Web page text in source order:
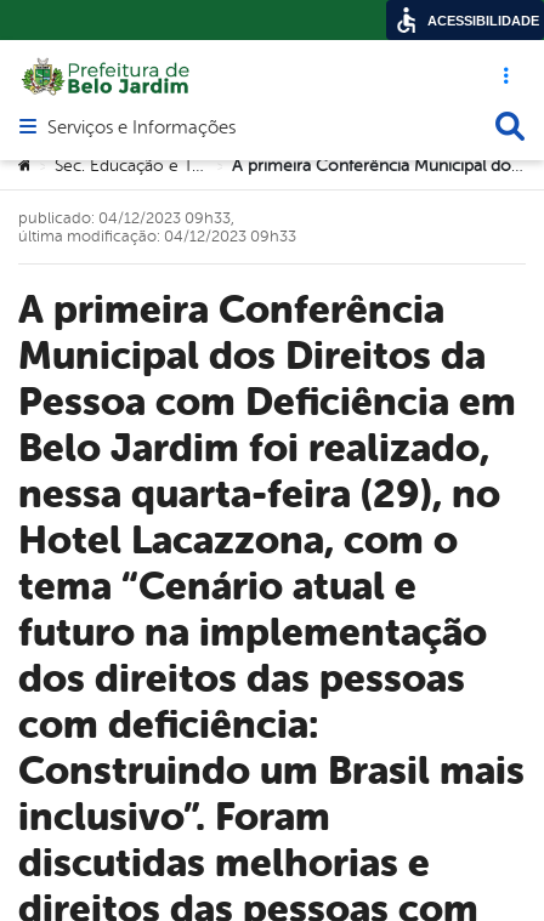
Acesso
Abrir menu principal de navegação
Serviços e Informações
Você está aqui:
> Sec. Educação e Tecnologia > A primeira Conferência Municipal dos Direitos da Pessoa com Deficiência em Belo Jardim foi realizado, nessa quarta-feira (29), no Hotel Lacazzona, com o tema “Cenário atual e futuro na implementação dos direitos das pessoas com deficiência: Construindo um Brasil mais inclusivo”. Foram discutidas melhorias e direitos das pessoas com necessidades especiais na sociedade.
A primeira Conferência
Municipal dos Direitos da
Pessoa com Deficiência em
Belo Jardim foi realizado,
nessa quarta-feira (29), no
Hotel Lacazzona, com o
tema “Cenário atual e
futuro na implementação
dos direitos das pessoas
com deficiência:
Construindo um Brasil mais
inclusivo”. Foram
discutidas melhorias e
direitos das pessoas com
publicado: 04/12/2023 09h33,
última modificação: 04/12/2023 09h33
ACESSIBILIDADE